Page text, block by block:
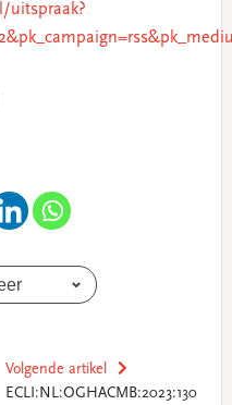
uitspraak?
Volgende artikel
ECLI:NL:OGHACMB:2023:130